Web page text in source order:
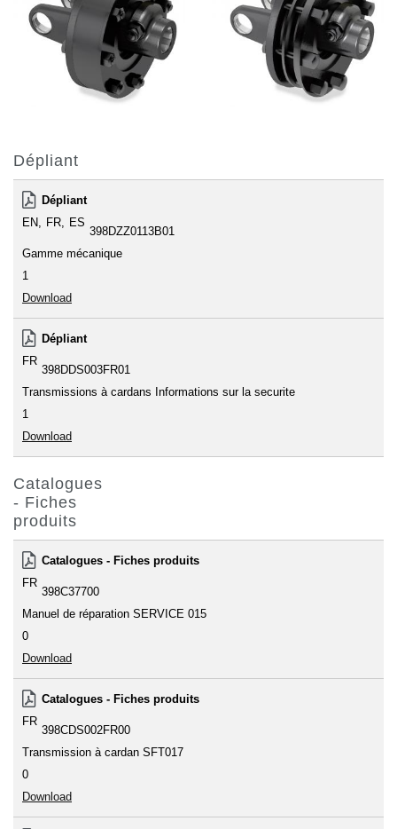
Dépliant
Dépliant
EN
FR ES
398DZZ0113B01
Gamme mécanique
1
Download
Dépliant
FR
398DDS003FR01
Transmissions à cardans Informations sur la securite
1
Download
Catalogues
- Fiches
produits
Catalogues - Fiches produits
FR
398C37700
Manuel de réparation SERVICE 015
0
Download
Catalogues - Fiches produits
FR
398CDS002FR00
Transmission à cardan SFT017
0
Download